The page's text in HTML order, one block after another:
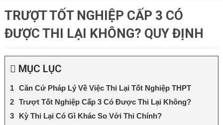
TRƯỢT TỐT NGHIỆP CẤP 3 CÓ
ĐƯỢC THI LẠI KHÔNG? QUY ĐỊNH
MỤC LỤC
Căn Cứ Pháp Lý Về Việc Thi Lại Tốt Nghiệp THPT
Trượt Tốt Nghiệp Cấp 3 Có Được Thi Lại Không?
Kỳ Thi Lại Có Gì Khác So Với Thi Chính?